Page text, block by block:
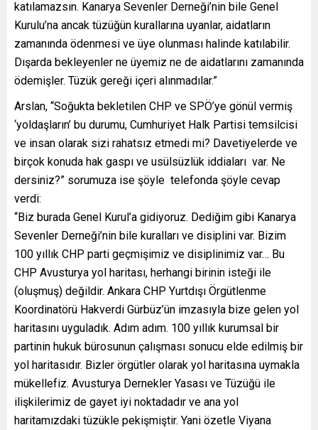
katılamazsın. Kanarya Sevenler Derneği’nin bile Genel
Kurulu’na ancak tüzüğün kurallarına uyanlar, aidatların
zamanında ödenmesi ve üye olunması halinde katılabilir.
Dışarda bekleyenler ne üyemiz ne de aidatlarını zamanında
ödemişler. Tüzük gereği içeri alınmadılar.”
Arslan, “Soğukta bekletilen CHP ve SPÖ’ye gönül vermiş
‘yoldaşların’ bu durumu, Cumhuriyet Halk Partisi temsilcisi
ve insan olarak sizi rahatsız etmedi mi? Davetiyelerde ve
birçok konuda hak gaspı ve usülsüzlük iddiaları var. Ne
dersiniz?” sorumuza ise şöyle telefonda şöyle cevap
verdi:
“Biz burada Genel Kurul’a gidiyoruz. Dediğim gibi Kanarya
Sevenler Derneği’nin bile kuralları ve disiplini var. Bizim
100 yıllık CHP parti geçmişimiz ve disiplinimiz var… Bu
CHP Avusturya yol haritası, herhangi birinin isteği ile
(oluşmuş) değildir. Ankara CHP Yurtdışı Örgütlenme
Koordinatörü Hakverdi Gürbüz’ün imzasıyla bize gelen yol
haritasını uyguladık. Adım adım. 100 yıllık kurumsal bir
partinin hukuk bürosunun çalışması sonucu elde edilmiş bir
yol haritasıdır. Bizler örgütler olarak yol haritasına uymakla
mükellefiz. Avusturya Dernekler Yasası ve Tüzüğü ile
ilişkilerimiz de gayet iyi noktadadır ve ana yol
haritamızdaki tüzükle pekişmiştir. Yani özetle Viyana